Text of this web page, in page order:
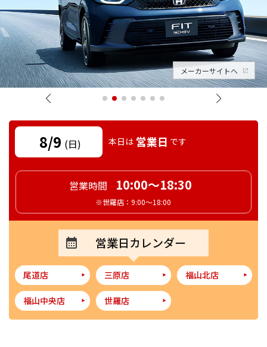
メーカーサイトへ
メーカーサイトへ
8/9 (日) 本日は 営業日 です
営業時間 10:00～18:30
※世羅店：9:00～18:00
営業日カレンダー
尾道店 三原店 福山北店
福山中央店 世羅店